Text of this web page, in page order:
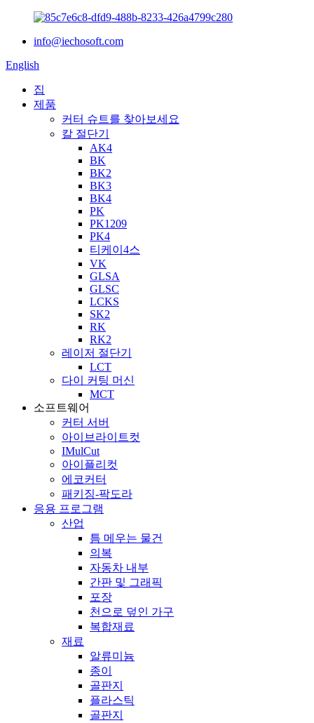
info@iechosoft.com
English
집
제품
커터 슈트를 찾아보세요
칼 절단기
AK4
BK
BK2
BK3
BK4
PK
PK1209
PK4
티케이4스
VK
GLSA
GLSC
LCKS
SK2
RK
RK2
레이저 절단기
LCT
다이 커팅 머신
MCT
소프트웨어
커터 서버
아이브라이트컷
IMulCut
아이플리컷
에코커터
패키징-팍도라
응용 프로그램
산업
틈 메우는 물건
의복
자동차 내부
간판 및 그래픽
포장
천으로 덮인 가구
복합재료
재료
알류미늄
종이
골판지
플라스틱
골판지